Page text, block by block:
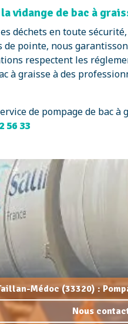
vidange de bac à
déchets en toute
de pointe, nous
respectent les
à graisse à des
de pompage de bac
56 33
Médoc (33320) :
Nous